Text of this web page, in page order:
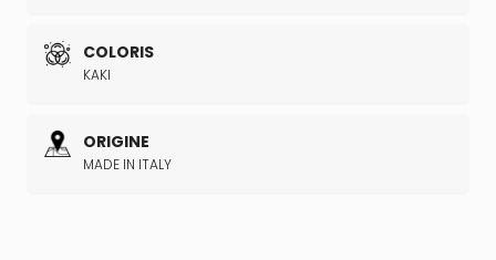
COLORIS
KAKI
ORIGINE
MADE IN ITALY